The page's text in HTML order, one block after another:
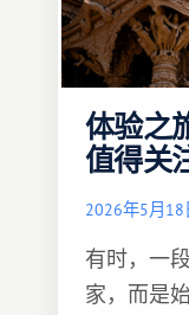
体验之
值得关
2026年5月18
有时，一
家，而是